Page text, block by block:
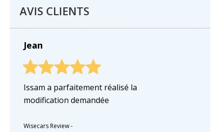
AVIS CLIENTS
Jean
Issam a parfaitement réalisé la
modification demandée
Wisecars Review-